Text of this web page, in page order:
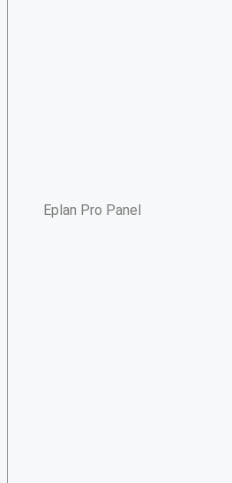
Eplan Pro Panel